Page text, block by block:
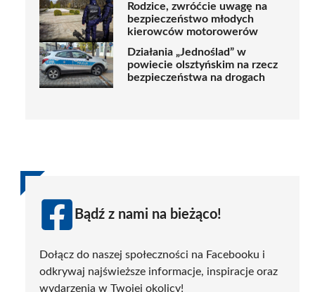
Rodzice, zwróćcie uwagę na
bezpieczeństwo młodych
kierowców motorowerów
Działania „Jednoślad” w
powiecie olsztyńskim na rzecz
bezpieczeństwa na drogach
Bądź z nami na bieżąco!
Dołącz do naszej społeczności na Facebooku i
odkrywaj najświeższe informacje, inspiracje oraz
wydarzenia w Twojej okolicy!